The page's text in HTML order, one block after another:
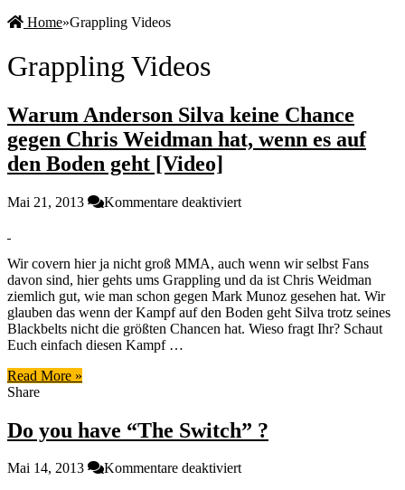
Home»Grappling Videos
Grappling Videos
Warum Anderson Silva keine Chance
gegen Chris Weidman hat, wenn es auf
den Boden geht [Video]
Mai 21, 2013 Kommentare deaktiviertfür
keine
Chance
gegen
Chris
Weidman
Boden
geht
Wir covern hier ja nicht groß MMA, auch wenn wir selbst Fans
davon sind, hier gehts ums Grappling und da ist Chris Weidman
ziemlich gut, wie man schon gegen Mark Munoz gesehen hat. Wir
glauben das wenn der Kampf auf den Boden geht Silva trotz seines
Blackbelts nicht die größten Chancen hat. Wieso fragt Ihr? Schaut
Euch einfach diesen Kampf …
Read More »
Share
Do you have “The Switch” ?
Mai 14, 2013 Kommentare deaktiviertfür